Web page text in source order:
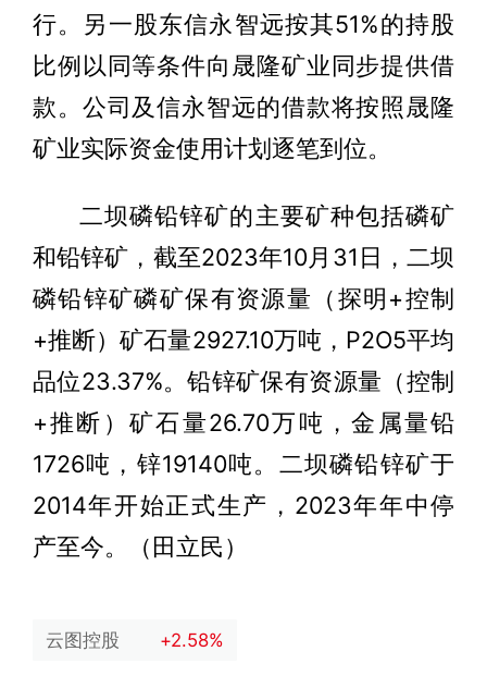
行。另一股东信永智远按其51%的持股
比例以同等条件向晟隆矿业同步提供借
款。公司及信永智远的借款将按照晟隆
矿业实际资金使用计划逐笔到位。
二坝磷铅锌矿的主要矿种包括磷矿
和铅锌矿，截至2023年10月31日，二坝
磷铅锌矿磷矿保有资源量（探明+控制
+推断）矿石量2927.10万吨，P2O5平均
品位23.37%。铅锌矿保有资源量（控制
+推断）矿石量26.70万吨，金属量铅
1726吨，锌19140吨。二坝磷铅锌矿于
2014年开始正式生产，2023年年中停
产至今。（田立民）
云图控股 +2.58%